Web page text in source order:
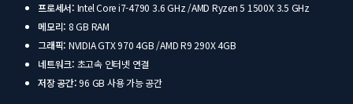
프로세서: Intel Core i7-4790 3.6 GHz /AMD Ryzen 5 1500X 3.5 GHz
메모리: 8 GB RAM
그래픽: NVIDIA GTX 970 4GB /AMD R9 290X 4GB
네트워크: 초고속 인터넷 연결
저장 공간:96 GB 사용 가능 공간